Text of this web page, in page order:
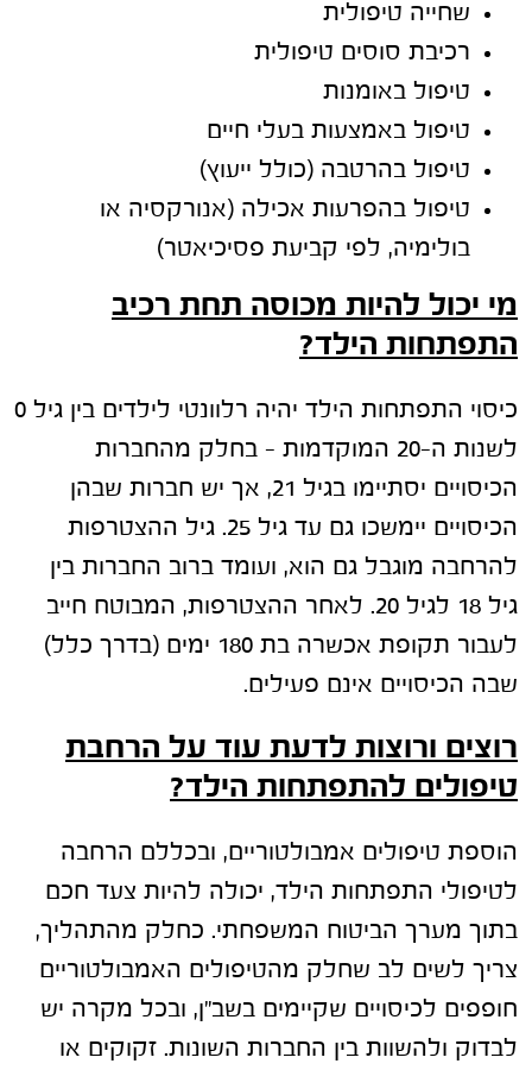
שחייה טיפולית
רכיבת סוסים טיפולית
טיפול באומנות
טיפול באמצעות בעלי חיים
טיפול בהרטבה (כולל ייעוץ)
טיפול בהפרעות אכילה (אנורקסיה או
בולימיה, לפי קביעת פסיכיאטר)
מי יכול להיות מכוסה תחת רכיב
התפתחות הילד?
כיסוי התפתחות הילד יהיה רלוונטי לילדים בין גיל 0
לשנות ה-20 המוקדמות – בחלק מהחברות
הכיסויים יסתיימו בגיל 21, אך יש חברות שבהן
הכיסויים יימשכו גם עד גיל 25. גיל ההצטרפות
להרחבה מוגבל גם הוא, ועומד ברוב החברות בין
גיל 18 לגיל 20. לאחר ההצטרפות, המבוטח חייב
לעבור תקופת אכשרה בת 180 ימים (בדרך כלל)
שבה הכיסויים אינם פעילים.
רוצים ורוצות לדעת עוד על הרחבת
טיפולים להתפתחות הילד?
הוספת טיפולים אמבולטוריים, ובכללם הרחבה
לטיפולי התפתחות הילד, יכולה להיות צעד חכם
בתוך מערך הביטוח המשפחתי. כחלק מהתהליך,
צריך לשים לב שחלק מהטיפולים האמבולטוריים
חופפים לכיסויים שקיימים בשב"ן, ובכל מקרה יש
לבדוק ולהשוות בין החברות השונות. זקוקים או